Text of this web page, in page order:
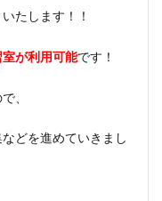
たします！！
室が利用可能です！
、
どを進めていきまし